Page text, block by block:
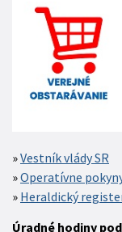
Vestník vlády SR
Operatívne
Heraldický
Úradné hodiny